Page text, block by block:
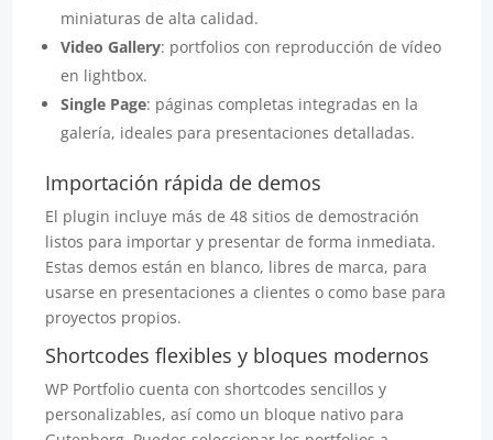
miniaturas de alta calidad.
Video Gallery: portfolios con reproducción de vídeo
en lightbox.
Single Page: páginas completas integradas en la
galería, ideales para presentaciones detalladas.
Importación rápida de demos
El plugin incluye más de 48 sitios de demostración
listos para importar y presentar de forma inmediata.
Estas demos están en blanco, libres de marca, para
usarse en presentaciones a clientes o como base para
proyectos propios.
Shortcodes flexibles y bloques modernos
WP Portfolio cuenta con shortcodes sencillos y
personalizables, así como un bloque nativo para